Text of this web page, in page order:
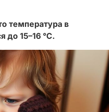
температура в
до 15–16 °C.